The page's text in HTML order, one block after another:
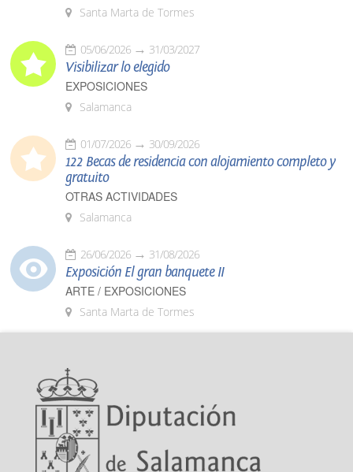
Santa Marta de Tormes
05/06/2026 31/03/2027
Visibilizar lo elegido
EXPOSICIONES
Salamanca
01/07/2026 30/09/2026
122 Becas de residencia con alojamiento completo y
gratuito
OTRAS ACTIVIDADES
Salamanca
26/06/2026 31/08/2026
Exposición El gran banquete II
ARTE / EXPOSICIONES
Santa Marta de Tormes